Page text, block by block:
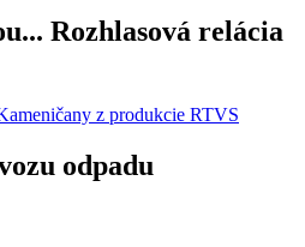
Rozhlasová relácia
odpadu